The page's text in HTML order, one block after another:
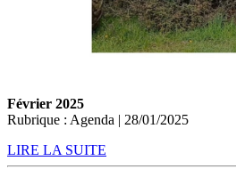
Février 2025
Rubrique : Agenda | 28/01/2025
LIRE LA SUITE